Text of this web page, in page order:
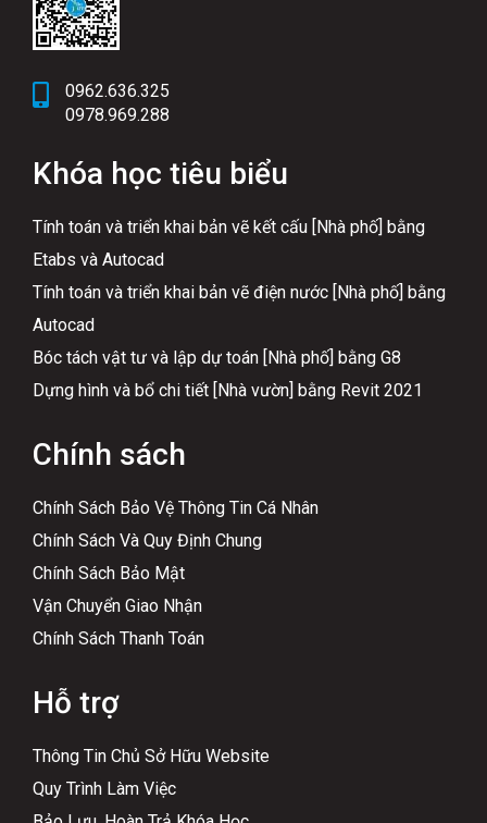
0962.636.325
0978.969.288
Khóa học tiêu biểu
Tính toán và triển khai bản vẽ kết cấu [Nhà phố] bằng
Etabs và Autocad
Tính toán và triển khai bản vẽ điện nước [Nhà phố] bằng
Autocad
Bóc tách vật tư và lập dự toán [Nhà phố] bằng G8
Dựng hình và bổ chi tiết [Nhà vườn] bằng Revit 2021
Chính sách
Chính Sách Bảo Vệ Thông Tin Cá Nhân
Chính Sách Và Quy Định Chung
Chính Sách Bảo Mật
Vận Chuyển Giao Nhận
Chính Sách Thanh Toán
Hỗ trợ
Thông Tin Chủ Sở Hữu Website
Quy Trình Làm Việc